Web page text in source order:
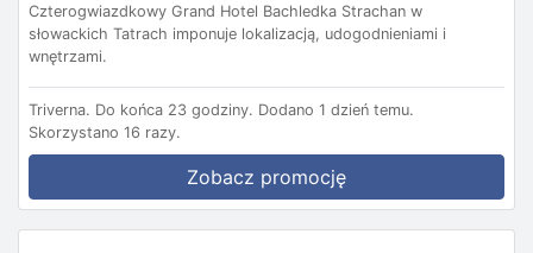
Czterogwiazdkowy Grand Hotel Bachledka Strachan w
słowackich Tatrach imponuje lokalizacją, udogodnieniami i
wnętrzami.
Triverna. Do końca 23 godziny. Dodano 1 dzień temu.
Skorzystano 16 razy.
Zobacz promocję